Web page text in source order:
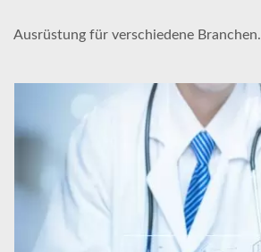
Ausrüstung für verschiedene Branchen.